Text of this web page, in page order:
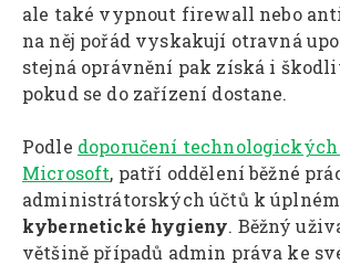
ale také vypnout firewall nebo
na něj pořád vyskakují otravná
stejná oprávnění pak získá i
pokud se do zařízení dostane.
Podle doporučení
Microsoft, patří oddělení běžné
administrátorských účtů k
kybernetické hygieny. Běžný
většině případů admin práva ke